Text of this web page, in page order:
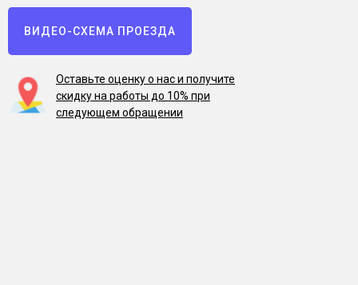
ВИДЕО-СХЕМА ПРОЕЗДА
Оставьте оценку о нас и получите
скидку на работы до 10% при
следующем обращении